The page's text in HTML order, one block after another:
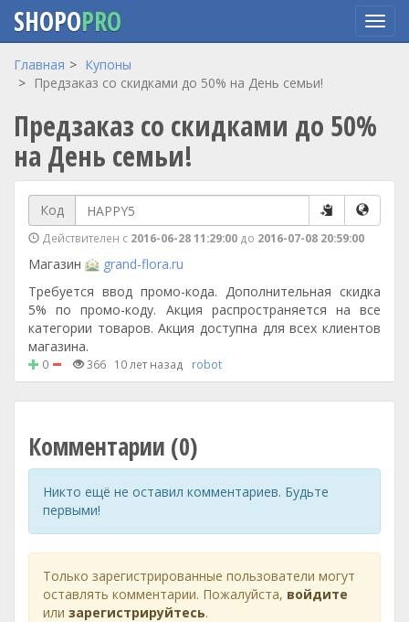
Перейти
содержанию
SHOPOPRO
Главная
Купоны
Предзаказ со скидками до 50% на День семьи!
Предзаказ со скидками до 50%
на День семьи!
Код
Действителен с 2016-06-28 11:29:00 до 2016-07-08 20:59:00
Магазин
grand-flora.ru
Требуется ввод промо-кода. Дополнительная скидка
5% по промо-коду. Акция распространяется на все
категории товаров. Акция доступна для всех клиентов
магазина.
0 366 10 лет назад robot
Комментарии (0)
Никто ещё не оставил комментариев. Будьте
первыми!
Только зарегистрированные пользователи могут
оставлять комментарии. Пожалуйста, войдите
или зарегистрируйтесь.